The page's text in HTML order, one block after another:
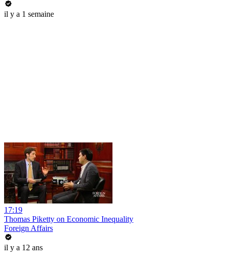
il y a 1 semaine
17:19
Thomas Piketty on Economic Inequality
Foreign Affairs
il y a 12 ans